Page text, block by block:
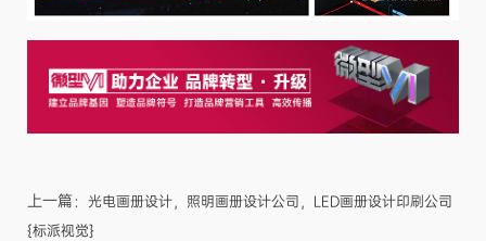
上一篇： 光电画册设计，照明画册设计公司，LED画册设计印刷公司
{标派视觉}